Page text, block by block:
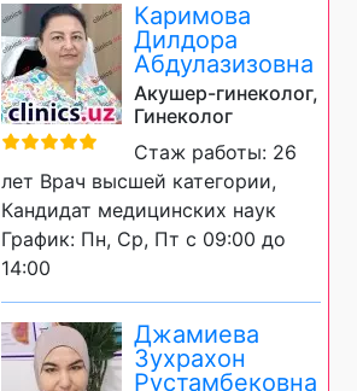
Каримова
Дилдора
Абдулазизовна
Акушер-гинеколог,
Гинеколог
Стаж работы: 26
лет Врач высшей категории,
Кандидат медицинских наук
График: Пн, Ср, Пт с 09:00 до
14:00
Джамиева
Зухрахон
Рустамбековна